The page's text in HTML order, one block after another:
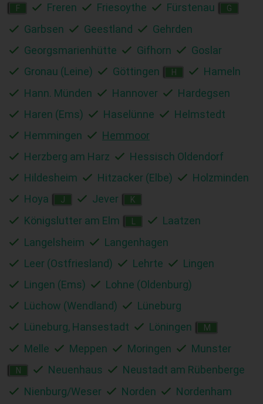
F Freren Friesoythe Fürstenau G
Garbsen Geestland
Gehrden
Georgsmarienhütte
Gifhorn
Goslar
Gronau (Leine)
Göttingen H
Hameln
Hann. Münden
Hannover
Hardegsen
Haren (Ems)
Haselünne
Helmstedt
Hemmingen
Hemmoor
Herzberg am Harz
Hessisch Oldendorf
Hildesheim
Hitzacker (Elbe)
Holzminden
Hoya
J Jever K
Königslutter am Elm
Laatzen
Langelsheim
Langenhagen
Leer (Ostfriesland)
Lehrte
Lingen
Lingen (Ems)
Lohne (Oldenburg)
Lüchow (Wendland)
Lüneburg
Lüneburg, Hansestadt
Löningen M
Melle Meppen Moringen Munster
N Neuenhaus
Neustadt am Rübenberge
Nienburg/Weser
Norden Nordenham